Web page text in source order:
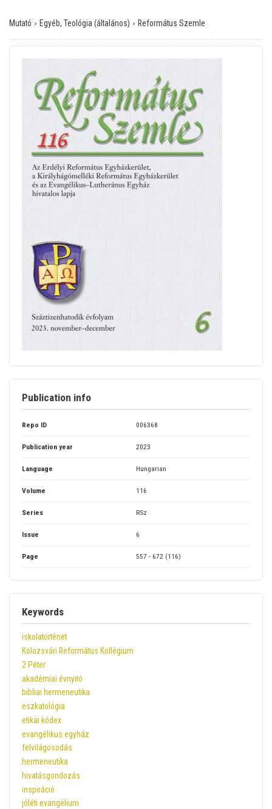
Mutató › Egyéb, Teológia (általános) › Református Szemle
Publication info
Repo ID 006368
Publication year 2023
Language Hungarian
Volume 116
Series RSz
Issue 6
Page 557 - 672 (116)
Keywords
iskolatörténet
Kolozsvári Református Kollégium
2 Péter
akadémiai évnyitó
bibliai hermeneutika
eszkatológia
etikai kódex
evangélikus egyház
felvilágosodás
hermeneutika
hivatásgondozás
inspiráció
jóléti evangélium